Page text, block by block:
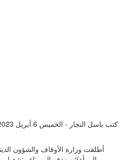
أطلقت وزارة الأوقاف والشؤون